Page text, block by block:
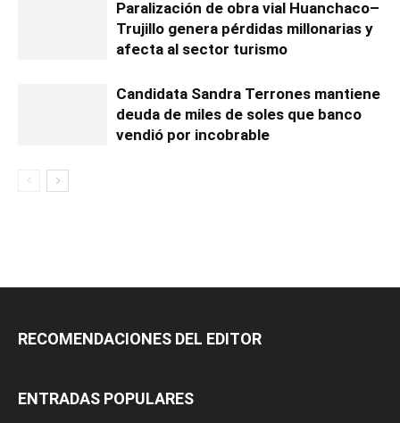
Paralización de obra vial Huanchaco–
Trujillo genera pérdidas millonarias y
afecta al sector turismo
Candidata Sandra Terrones mantiene
deuda de miles de soles que banco
vendió por incobrable
RECOMENDACIONES DEL EDITOR
ENTRADAS POPULARES